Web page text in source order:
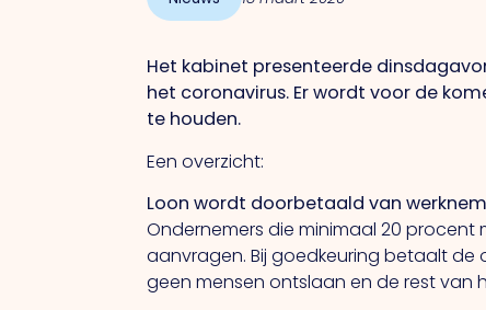
Het kabinet presenteerde
het coronavirus. Er wordt voor de
te houden.
Een overzicht:
Loon wordt doorbetaald van
Ondernemers die minimaal 20 procent
aanvragen. Bij goedkeuring betaalt de
geen mensen ontslaan en de rest van